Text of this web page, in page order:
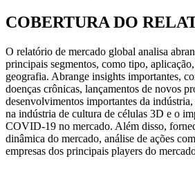
COBERTURA DO
O relatório de mercado global analisa
principais segmentos, como tipo,
geografia. Abrange insights importantes,
doenças crônicas, lançamentos de novos
desenvolvimentos importantes da
na indústria de cultura de células 3D e o
COVID-19 no mercado. Além disso,
dinâmica do mercado, análise de ações
empresas dos principais players do